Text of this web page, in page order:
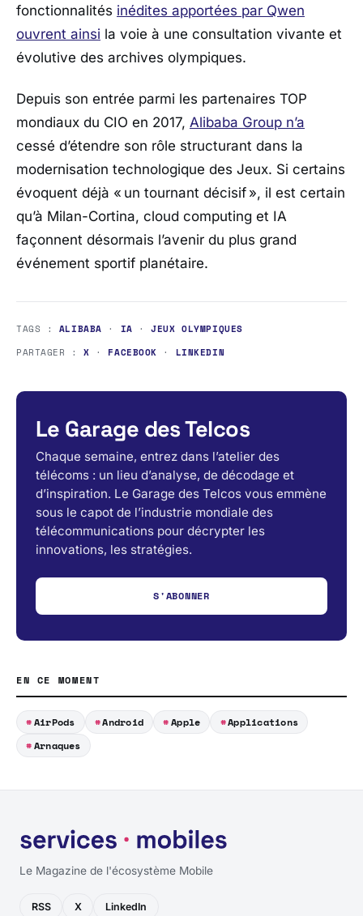
fonctionnalités inédites apportées par Qwen
ouvrent ainsi la voie à une consultation vivante et
évolutive des archives olympiques.
Depuis son entrée parmi les partenaires TOP
mondiaux du CIO en 2017, Alibaba Group n’a
cessé d’étendre son rôle structurant dans la
modernisation technologique des Jeux. Si certains
évoquent déjà « un tournant décisif », il est certain
qu’à Milan-Cortina, cloud computing et IA
façonnent désormais l’avenir du plus grand
événement sportif planétaire.
TAGS : ALIBABA · IA ·JEUX OLYMPIQUES
PARTAGER :X · FACEBOOK · LINKEDIN
Le Garage des Telcos
Chaque semaine, entrez dans l’atelier des
télécoms : un lieu d’analyse, de décodage et
d’inspiration. Le Garage des Telcos vous emmène
sous le capot de l’industrie mondiale des
télécommunications pour décrypter les
innovations, les stratégies.
S'ABONNER
EN CE MOMENT
AirPods Android Apple
Applications
Arnaques
Le Magazine de l'écosystème Mobile
RSS X LinkedIn